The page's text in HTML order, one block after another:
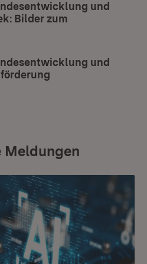
und
Bilder zum
und
Meldungen